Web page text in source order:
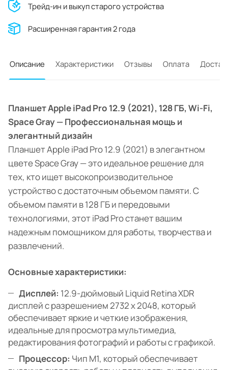
Трейд-ин и выкуп старого устройства
Расширенная гарантия 2 года
Описание Характеристики Отзывы Оплата
Планшет Apple iPad Pro 12.9 (2021), 128 ГБ, Wi-Fi,
Space Gray — Профессиональная мощь и
элегантный дизайн
Планшет Apple iPad Pro 12.9 (2021) в элегантном
цвете Space Gray — это идеальное решение для
тех, кто ищет высокопроизводительное
устройство с достаточным объемом памяти. С
объемом памяти в 128 ГБ и передовыми
технологиями, этот iPad Pro станет вашим
надежным помощником для работы, творчества и
развлечений.
Основные характеристики:
Дисплей: 12.9-дюймовый Liquid Retina XDR
дисплей с разрешением 2732 x 2048, который
обеспечивает яркие и четкие изображения,
идеальные для просмотра мультимедиа,
редактирования фотографий и работы с графикой.
Процессор: Чип M1, который обеспечивает